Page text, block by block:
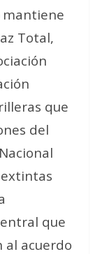
Total,
que
del
extintas
que
al acuerdo